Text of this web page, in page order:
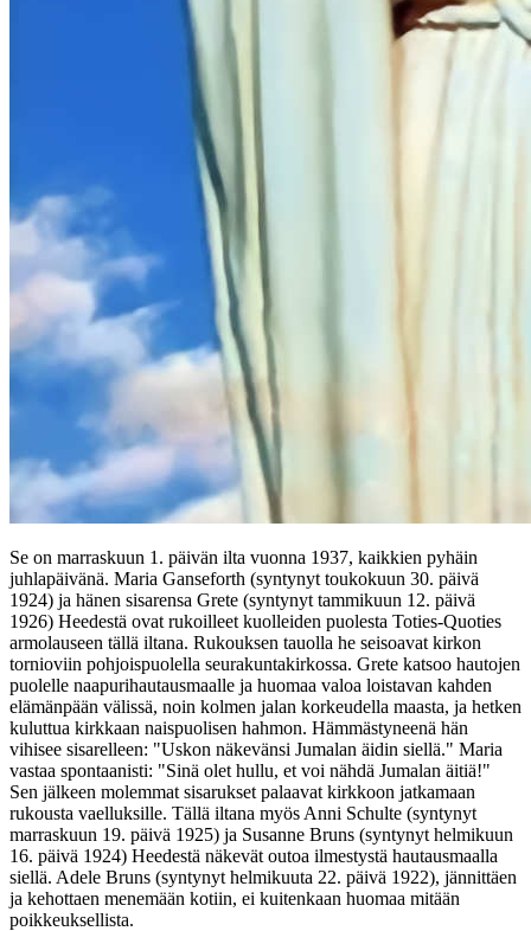
Se on marraskuun 1. päivän ilta vuonna 1937, kaikkien pyhäin
juhlapäivänä. Maria Ganseforth (syntynyt toukokuun 30. päivä
1924) ja hänen sisarensa Grete (syntynyt tammikuun 12. päivä
1926) Heedestä ovat rukoilleet kuolleiden puolesta Toties-Quoties
armolauseen tällä iltana. Rukouksen tauolla he seisoavat kirkon
tornioviin pohjoispuolella seurakuntakirkossa. Grete katsoo hautojen
puolelle naapurihautausmaalle ja huomaa valoa loistavan kahden
elämänpään välissä, noin kolmen jalan korkeudella maasta, ja hetken
kuluttua kirkkaan naispuolisen hahmon. Hämmästyneenä hän
vihisee sisarelleen: "Uskon näkevänsi Jumalan äidin siellä." Maria
vastaa spontaanisti: "Sinä olet hullu, et voi nähdä Jumalan äitiä!"
Sen jälkeen molemmat sisarukset palaavat kirkkoon jatkamaan
rukousta vaelluksille. Tällä iltana myös Anni Schulte (syntynyt
marraskuun 19. päivä 1925) ja Susanne Bruns (syntynyt helmikuun
16. päivä 1924) Heedestä näkevät outoa ilmestystä hautausmaalla
siellä. Adele Bruns (syntynyt helmikuuta 22. päivä 1922), jännittäen
ja kehottaen menemään kotiin, ei kuitenkaan huomaa mitään
poikkeuksellista.